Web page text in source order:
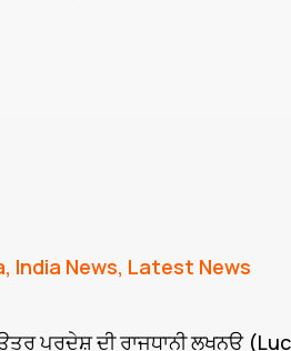
, India News, Latest News
ਪ੍ਰਦੇਸ਼ ਦੀ ਰਾਜਧਾਨੀ ਲਖਨਊ